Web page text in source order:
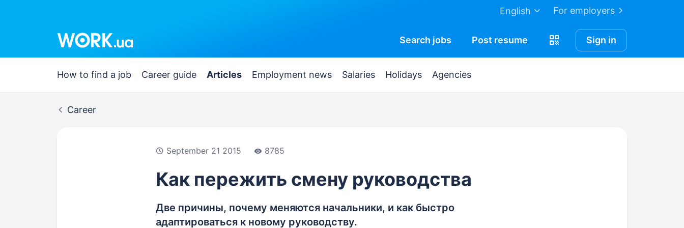
For employers
English
Search jobs Post resume Sign in
How to find a job Career guide Articles Employment news Salaries Holidays Agencies
Career
September 21 2015 8785
Как пережить смену руководства
Две причины, почему меняются начальники, и как быстро
адаптироваться к новому руководству.